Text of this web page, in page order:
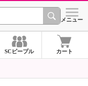
シ
メニュー
SCピープル カート